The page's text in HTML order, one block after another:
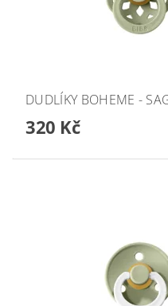
DUDLÍKY BOHEME -
320 Kč